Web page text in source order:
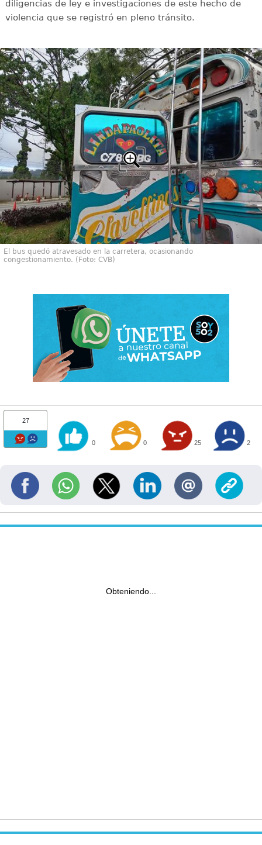
diligencias de ley e investigaciones de este hecho de
violencia que se registró en pleno tránsito.
El bus quedó atravesado en la carretera, ocasionando
congestionamiento. (Foto: CVB)
27
0 0 25 2
Obteniendo...